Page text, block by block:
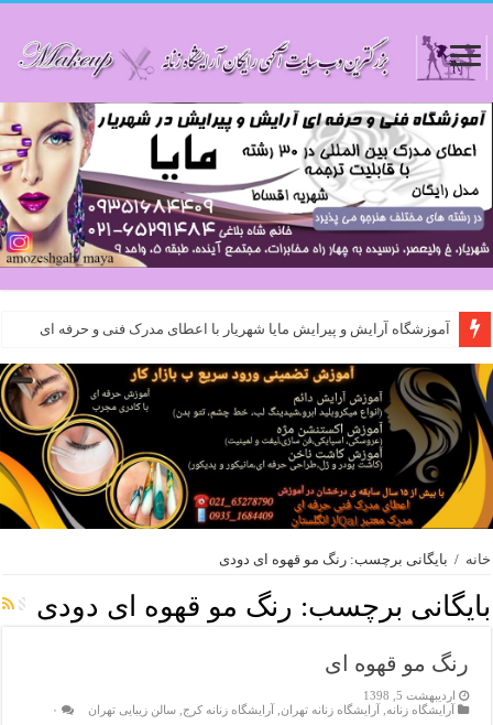
آموزشگاه آرایش و پیرایش مایا شهریار با اعطای مدرک فنی و حرفه ای
خانه / بایگانی برچسب: رنگ مو قهوه ای دودی
بایگانی برچسب: رنگ مو قهوه ای دودی
رنگ مو قهوه ای
اردیبهشت 5, 1398
آرایشگاه زنانه ,آرایشگاه زنانه تهران ,آرایشگاه زنانه کرج ,سالن زیبایی تهران ۰